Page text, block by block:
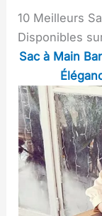
10 Meilleurs
Disponibles
Sac à Main